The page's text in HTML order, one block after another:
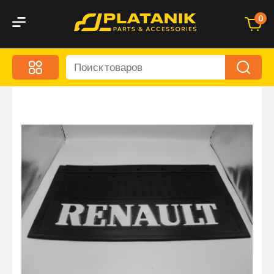
0
Меню
Акционные предложения
Дорожная кухня
Автохимия и уход
Оптика и светотехника
Брызговики
Запчасти кузова и зеркала